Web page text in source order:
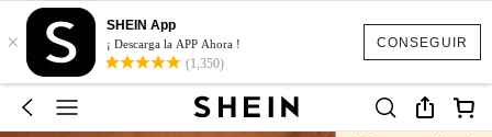
CONSEGUIR
×
SHEIN App
¡ Descarga la APP Ahora !
(1,350)